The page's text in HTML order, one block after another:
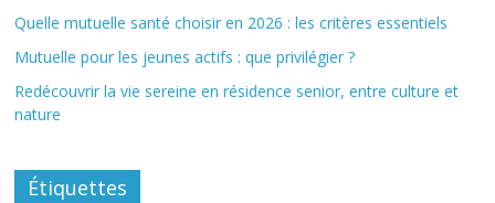
Quelle mutuelle santé choisir en 2026 : les critères essentiels
Mutuelle pour les jeunes actifs : que privilégier ?
Redécouvrir la vie sereine en résidence senior, entre culture et
nature
Étiquettes